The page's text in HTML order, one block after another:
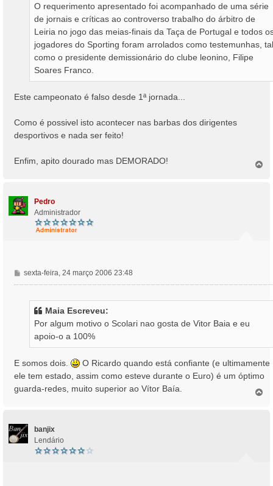
O requerimento apresentado foi acompanhado de uma série
de jornais e críticas ao controverso trabalho do árbitro de
Leiria no jogo das meias-finais da Taça de Portugal e todos
jogadores do Sporting foram arrolados como testemunhas, tal
como o presidente demissionário do clube leonino, Filipe
Soares Franco.
Este campeonato é falso desde 1ª jornada...
Como é possivel isto acontecer nas barbas dos dirigentes
desportivos e nada ser feito!
Enfim, apito dourado mas DEMORADO!
Pedro
Administrador
M
e
sexta-feira, 24 março 2006 23:48
Maia Escreveu:
Por algum motivo o Scolari nao gosta de Vitor Baia e eu
apoio-o a 100%
E somos dois.
O Ricardo quando está confiante (e ultimamente
ele tem estado, assim como esteve durante o Euro) é um óptimo
guarda-redes, muito superior ao Vítor Baía.
banjix
Lendário